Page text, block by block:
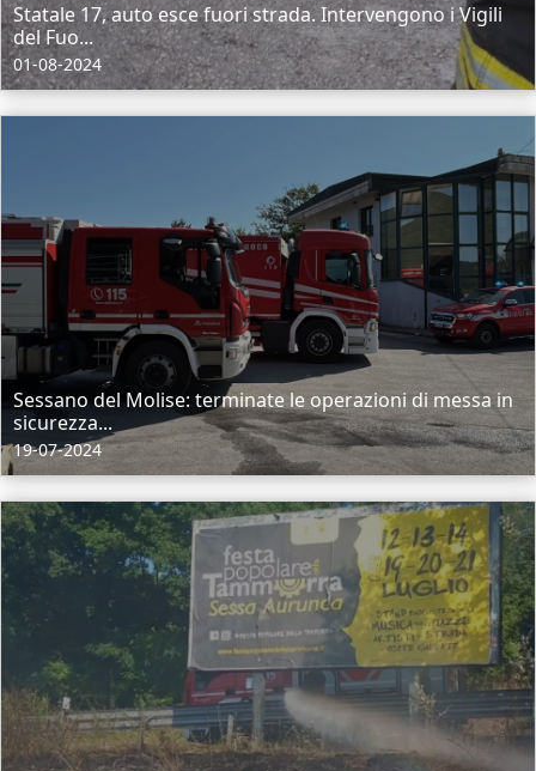
Statale 17, auto esce fuori strada. Intervengono i Vigili
del Fuo...
01-08-2024
Sessano del Molise: terminate le operazioni di messa in
sicurezza...
19-07-2024